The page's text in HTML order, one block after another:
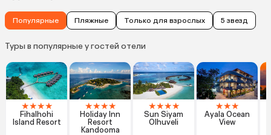
Популярные Пляжные Только для взрослых 5 звезд
Туры в популярные у гостей отели
★★★★
Fihalhohi
Island Resort
★★★★
Holiday Inn
Resort
Kandooma
★★★★
Sun Siyam
Olhuveli
★★★
Ayala Ocean
View